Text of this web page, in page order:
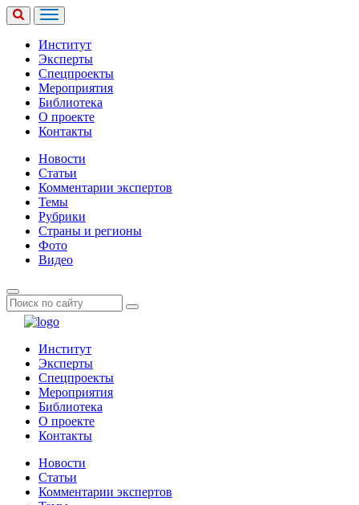
Институт
Эксперты
Спецпроекты
Мероприятия
Библиотека
О проекте
Контакты
Новости
Статьи
Комментарии экспертов
Темы
Рубрики
Страны и регионы
Фото
Видео
Институт
Эксперты
Спецпроекты
Мероприятия
Библиотека
О проекте
Контакты
Новости
Статьи
Комментарии экспертов